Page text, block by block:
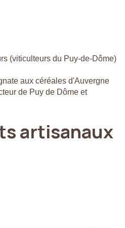
(viticulteurs du Puy-de-Dôme)
aux céréales d'Auvergne
de Puy de Dôme et
artisanaux